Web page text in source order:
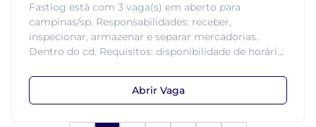
Fastlog está com 3 vaga(s) em aberto para
campinas/sp. Responsabilidades: receber,
inspecionar, armazenar e separar mercadorias.
Dentro do cd. Requisitos: disponibilidade de horári...
Abrir Vaga